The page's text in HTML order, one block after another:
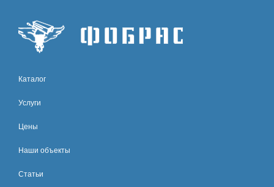
Каталог
Услуги
Цены
Наши объекты
Статьи